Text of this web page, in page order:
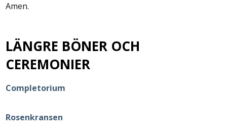
Amen.
LÄNGRE BÖNER OCH
CEREMONIER
Completorium
Rosenkransen